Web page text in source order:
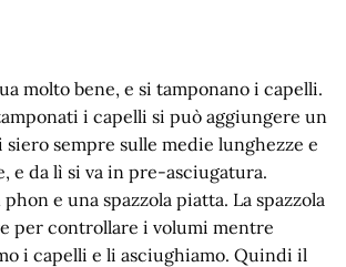
molto bene, e si tamponano i capelli.
i capelli si può aggiungere un
sempre sulle medie lunghezze e
e da lì si va in pre-asciugatura.
e una spazzola piatta. La spazzola
per controllare i volumi mentre
i capelli e li asciughiamo. Quindi il